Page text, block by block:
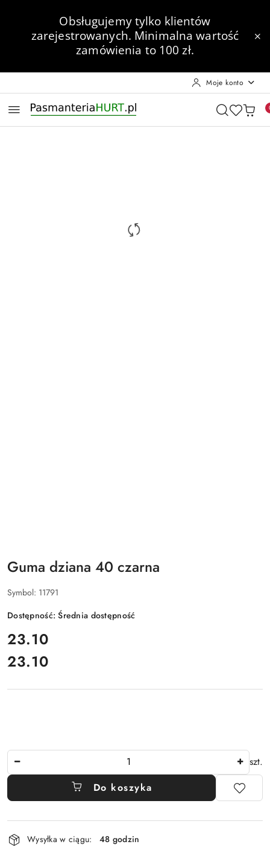
Przejdź do treści głównej
Przejdź do wyszukiwarki
Przejdź do moje konto
Przejdź do menu głównego
Przejdź do opisu produktu
Przejdź do stopki
Obsługujemy tylko klientów
zarejestrowanych. Minimalna wartość
zamówienia to 100 zł.
Moje konto
Guma dziana 40 czarna
Symbol: 11791
Dostępność:Średnia dostępność
cena:
23.10
Cena:
23.10
szt.
Do koszyka
Dostępność
i
Wysyłka w ciągu: 48 godzin